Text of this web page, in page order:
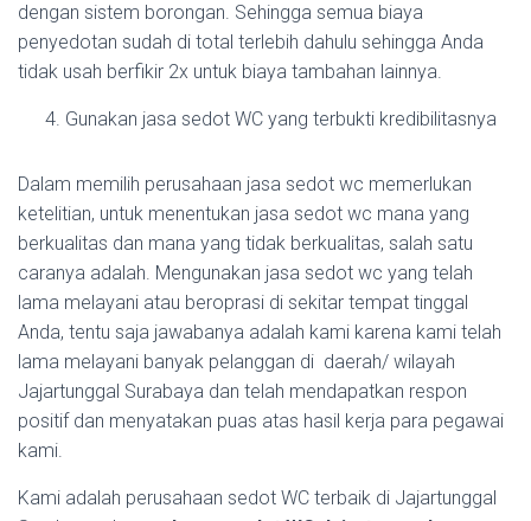
dengan sistem borongan. Sehingga semua biaya
penyedotan sudah di total terlebih dahulu sehingga Anda
tidak usah berfikir 2x untuk biaya tambahan lainnya.
Gunakan jasa sedot WC yang terbukti kredibilitasnya
Dalam memilih perusahaan jasa sedot wc memerlukan
ketelitian, untuk menentukan jasa sedot wc mana yang
berkualitas dan mana yang tidak berkualitas, salah satu
caranya adalah. Mengunakan jasa sedot wc yang telah
lama melayani atau beroprasi di sekitar tempat tinggal
Anda, tentu saja jawabanya adalah kami karena kami telah
lama melayani banyak pelanggan di daerah/ wilayah
Jajartunggal Surabaya dan telah mendapatkan respon
positif dan menyatakan puas atas hasil kerja para pegawai
kami.
Kami adalah perusahaan sedot WC terbaik di Jajartunggal